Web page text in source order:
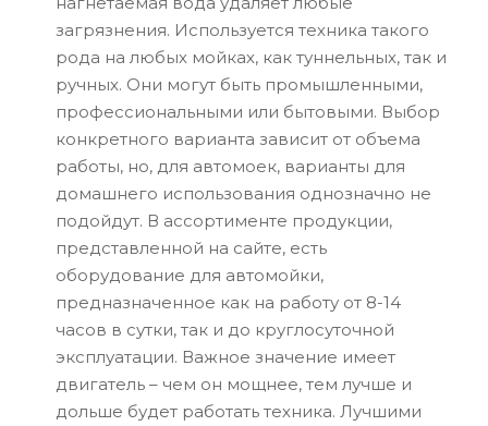
загрязнения. Используется техника такого
рода на любых мойках, как туннельных, так и
ручных. Они могут быть промышленными,
профессиональными или бытовыми. Выбор
конкретного варианта зависит от объема
работы, но, для автомоек, варианты для
домашнего использования однозначно не
подойдут. В ассортименте продукции,
представленной на сайте, есть
оборудование для автомойки,
предназначенное как на работу от 8-14
часов в сутки, так и до круглосуточной
эксплуатации. Важное значение имеет
двигатель – чем он мощнее, тем лучше и
дольше будет работать техника. Лучшими